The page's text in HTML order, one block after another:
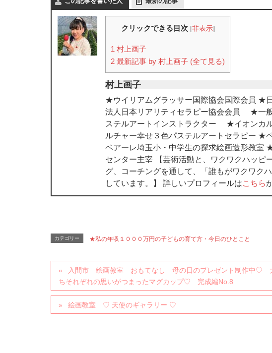
クリックできる目次 [非表示]
1 村上画子
2 最新記事 by 村上画子 (全て見る)
村上画子
★ウイリアムグラッサー国際協会国際会員 ★
法人日本リアリティセラピー協会会員 ★一
ステルアートインストラクター ★イオンカ
ルチャー幸せ３色パステルアートセラピー ★
ペアーレ埼玉小・中学生の探求絵画造形教室
センター主宰 【芸術活動と、ワクワクハッピ
グ、コーチングを通して、「誰もがワクワク
しています。】 詳しいプロフィールはこちら
カテゴリー ★私の年収１０００万円の子どもの育て方・今日のひとこと
入間市 絵画教室 おもてなし 母の日のプレゼント制作中♡
ちそれぞれの思いがつまったマグカップ♡ 完成編No.8
絵画教室 ♡ 天使のギャラリー ♡